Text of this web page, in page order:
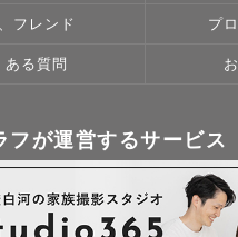
気持ちを未来へ一緒に持って
らをもっと前向きな気持ちで
の気持ちは将来どこかのタイ
があったとき、目の前に見え
フレンド プ
ある質問
フが運営するサービス